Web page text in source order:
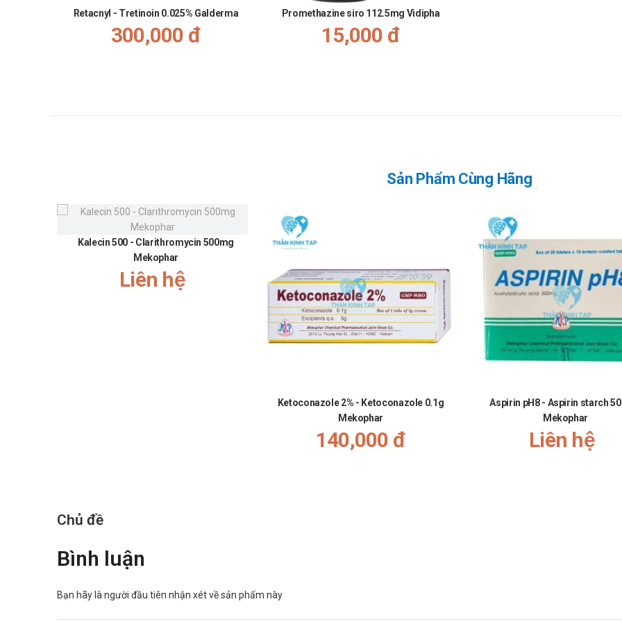
Các rối loạn tâm thần cũng có thể xảy ra trong khi sử dụng liệu pháp corticoid, có thể làm nặng thêm các vấn đề tâm lý
Nhà sản xuất
Retacnyl - Tretinoin 0.025% Galderma
300,000 đ
Promethazine siro 112.5mg Vidipha
15,000 đ
Sản Phẩm Cùng Hãng
Kalecin 500 - Clarithromycin 500mg
Mekophar
Liên hệ
Ketoconazole 2% - Ketoconazole 0.1g
Mekophar
140,000 đ
Aspirin pH8 - Aspirin starch
Mekophar
Liên hệ
Chủ đề
Bình luận
Bạn hãy là người đầu tiên nhận xét về sản phẩm này